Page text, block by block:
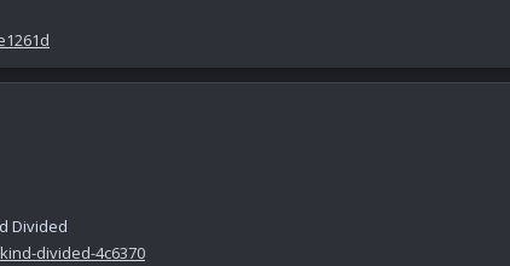
Divided
divided-4c6370